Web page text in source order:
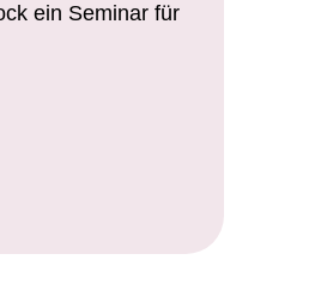
ein Seminar für